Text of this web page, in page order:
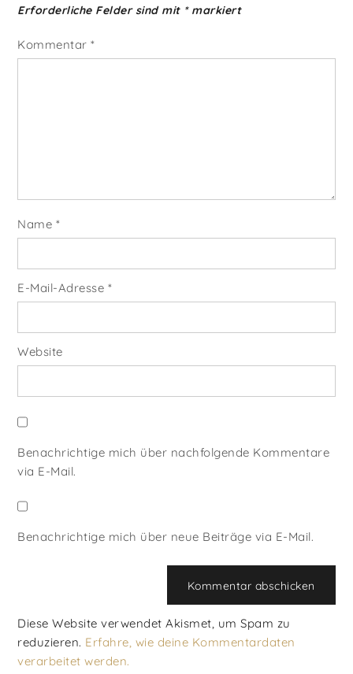
Erforderliche Felder sind mit *markiert
Kommentar*
Name *
E-Mail-Adresse *
Website
Benachrichtige mich über nachfolgende Kommentare
via E-Mail.
Benachrichtige mich über neue Beiträge via E-Mail.
Diese Website verwendet Akismet, um Spam zu
reduzieren. Erfahre, wie deine Kommentardaten
verarbeitet werden.